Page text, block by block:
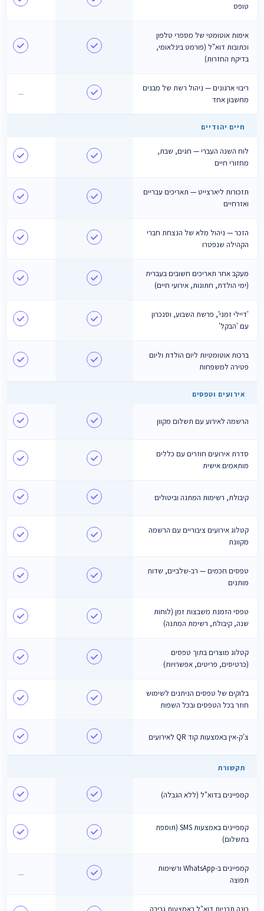
טופס
אימות אוטומטי של מספרי טלפון
וכתובות דוא"ל (פורמט בינלאומי,
בדיקת החזרות)
ריבוי ארגונים — ניהול רשת של מבנים
מחשבון אחד
—
חיים יהודיים
לוח השנה העברי — חגים, שבת,
מחזורי חיים
תזכורות ליארצייט — תאריכים עבריים
ואזרחיים
הזכר — ניהול מלא של הנצחת חברי
הקהילה שנפטרו
מעקב אחר תאריכים חשובים בעברית
(ימי הולדת, חתונות, אירועי חיים)
'דיילי זמני', פרשת השבוע, וסנכרון
עם 'הבקל'
ברכות אוטומטיות ליום הולדת וליום
פטירה למשפחות
אירועים וטפסים
הרשמה לאירוע עם תשלום מקוון
סדרת אירועים חוזרים עם כללים
מותאמים אישית
קיבולת, רשימות המתנה וביטולים
קטלוג אירועים ציבוריים עם הרשמה
מקוונת
טפסים חכמים — רב-שלביים, שדות
מותנים
טפסי הזמנת משבצות זמן (לוחות
שנה, קיבולת, רשימת המתנה)
קטלוג מוצרים בתוך טפסים
(כרטיסים, פריטים, אפשרויות)
בלוקים של טפסים הניתנים לשימוש
חוזר בכל הטפסים ובכל השפות
צ'ק-אין באמצעות קוד QR לאירועים
תקשורת
קמפיינים בדוא"ל (ללא הגבלה)
קמפיינים באמצעות SMS (תוספת
בתשלום)
קמפיינים ב-WhatsApp ורשימות
תפוצה
—
בונה תבניות דוא"ל באמצעות גרירה